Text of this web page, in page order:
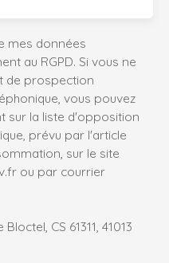
mes données
au RGPD. Si vous ne
de prospection
vous pouvez
sur la liste d'opposition
prévu par l'article
sur le site
ou par courrier
CS 61311, 41013